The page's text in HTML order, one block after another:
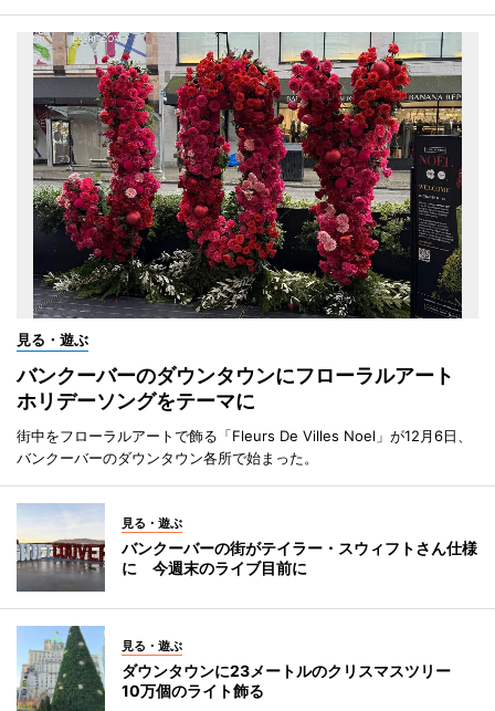
見る・遊ぶ
バンクーバーのダウンタウンにフローラルアート
ホリデーソングをテーマに
街中をフローラルアートで飾る「Fleurs De Villes Noel」が12月6日、
バンクーバーのダウンタウン各所で始まった。
見る・遊ぶ
バンクーバーの街がテイラー・スウィフトさん仕様
に 今週末のライブ目前に
見る・遊ぶ
ダウンタウンに23メートルのクリスマスツリー
10万個のライト飾る